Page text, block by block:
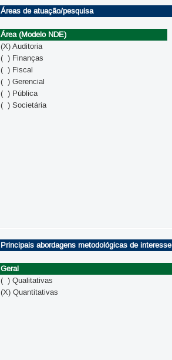
Áreas de atuação/pesquisa
Área (Modelo NDE)
(X) Auditoria
( ) Finanças
( ) Fiscal
( ) Gerencial
( ) Pública
( ) Societária
Principais abordagens metodológicas de interesse
Geral
( ) Qualitativas
(X) Quantitativas